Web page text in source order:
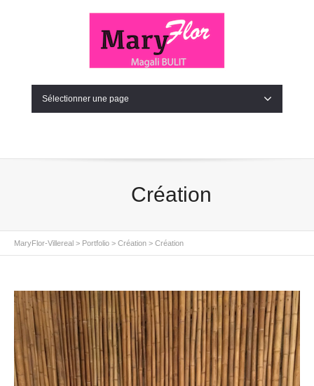
Sélectionner une page
Création
MaryFlor-Villereal > Portfolio > Création > Création